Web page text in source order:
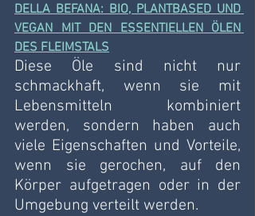
DELLA BEFANA: BIO, PLANTBASED UND
VEGAN MIT DEN ESSENTIELLEN ÖLEN
DES FLEIMSTALS
Diese Öle sind nicht nur
schmackhaft, wenn sie mit
Lebensmitteln kombiniert
werden, sondern haben auch
viele Eigenschaften und Vorteile,
wenn sie gerochen, auf den
Körper aufgetragen oder in der
Umgebung verteilt werden.